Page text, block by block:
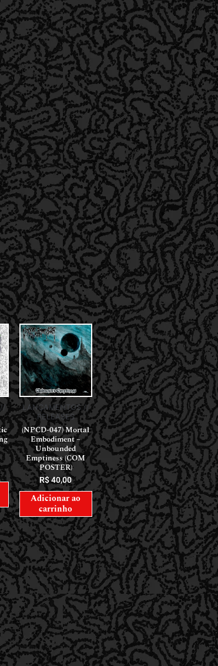
LANÇAMENTOS //
RELEASES
(NPCD-047) Mortal
Embodiment –
Unbounded
Emptiness (COM
POSTER)
R$40,00
Adicionar ao
carrinho